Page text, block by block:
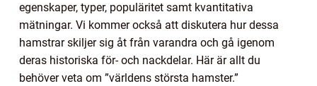
egenskaper, typer, populäritet samt kvantitativa
mätningar. Vi kommer också att diskutera hur dessa
hamstrar skiljer sig åt från varandra och gå igenom
deras historiska för- och nackdelar. Här är allt du
behöver veta om ”världens största hamster.”